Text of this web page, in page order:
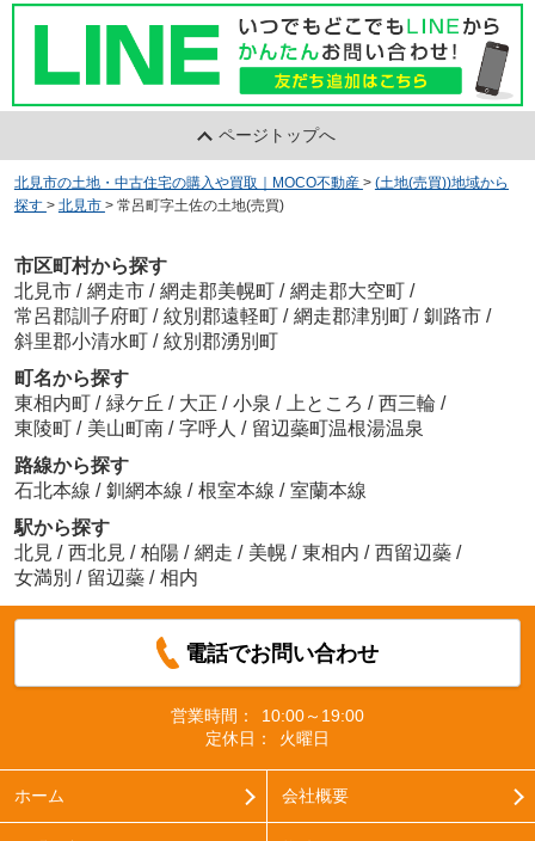
ページトップへ
北見市の土地・中古住宅の購入や買取｜MOCO不動産 > (土地(売買))地域から
探す > 北見市 > 常呂町字土佐の土地(売買)
市区町村から探す
北見市 / 網走市 / 網走郡美幌町 / 網走郡大空町
/
常呂郡訓子府町
/ 紋別郡遠軽町 / 網走郡津別町 / 釧路市 /
斜里郡小清水町
/ 紋別郡湧別町
町名から探す
東相内町 / 緑ケ丘 / 大正 / 小泉 / 上ところ / 西三輪 /
東陵町 / 美山町南 / 字呼人 / 留辺蘂町温根湯温泉
路線から探す
石北本線 / 釧網本線 / 根室本線 / 室蘭本線
駅から探す
北見 / 西北見 / 柏陽 / 網走 / 美幌 / 東相内 / 西留辺蘂 /
女満別 / 留辺蘂 / 相内
電話でお問い合わせ
営業時間：
10:00～19:00
定休日：
火曜日
ホーム 会社概要